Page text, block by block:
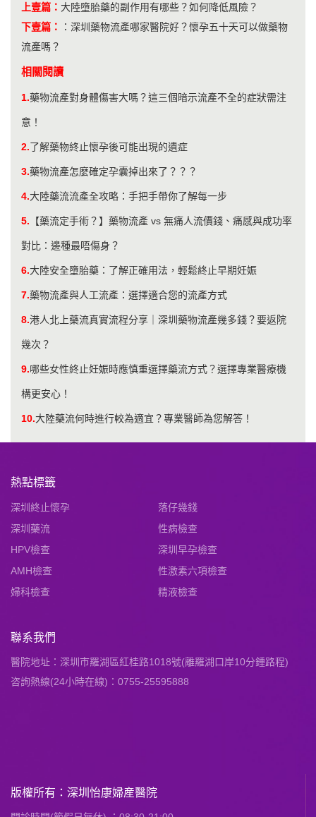
上壹篇： 大陸墮胎藥的副作用有哪些？如何降低風險？
下壹篇：
： 深圳藥物流產哪家醫院好？懷孕五十天可以做藥物
流產嗎？
相關閱讀
1.藥物流產對身體傷害大嗎？這三個暗示流產不全的症狀需注
意！
2.了解藥物終止懷孕後可能出現的遺症
3.​藥物流產怎麼確定孕囊掉出來了？？？
4.大陸藥流流產全攻略：手把手帶你了解每一步
5. 【藥流定手術？】藥物流產 vs 無痛人流價錢、痛感與成功率
對比：邊種最唔傷身？
6.大陸安全墮胎藥：了解正確用法，輕鬆終止早期妊娠
7.藥物流產與人工流產：選擇適合您的流產方式
8.港人北上藥流真實流程分享｜深圳藥物流產幾多錢？要返院
幾次？
9.哪些女性終止妊娠時應慎重選擇藥流方式？選擇專業醫療機
構更安心！
10.大陸藥流何時進行較為適宜？專業醫師為您解答！
熱點標籤
深圳終止懷孕
落仔幾錢
深圳藥流
性病檢查
HPV檢查
深圳早孕檢查
AMH檢查
性激素六項檢查
婦科檢查
精液檢查
聯系我們
醫院地址：深圳市羅湖區紅桂路1018號(離羅湖口岸10分鍾路程)
咨詢熱線(24小時在線)：0755-25595888
版權所有：深圳怡康婦産醫院